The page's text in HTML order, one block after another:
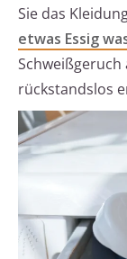
Sie das
etwas Essig
Schweißgeruch
rückstandslos